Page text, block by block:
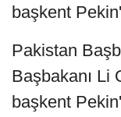
başkent
Pakistan
Başbakanı Li
başkent